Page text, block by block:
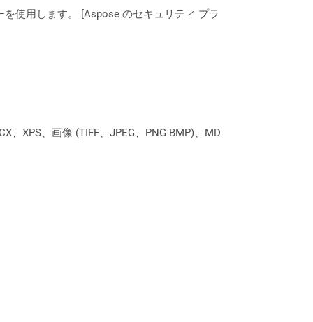
使用します。 [Aspose のセキュリティ プラ
XPS、画像 (TIFF、JPEG、PNG BMP)、MD